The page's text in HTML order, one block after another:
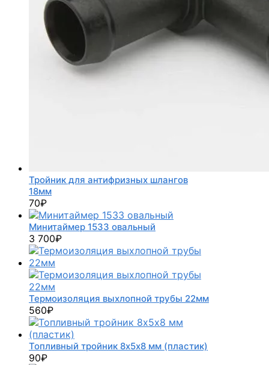
Тройник для антифризных шлангов
18мм
70₽
Минитаймер 1533 овальный
3 700₽
Термоизоляция выхлопной трубы 22мм
560₽
Топливный тройник 8х5х8 мм (пластик)
90₽